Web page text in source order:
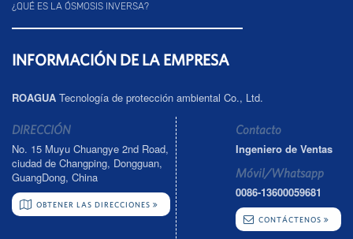
¿QUÉ ES LA ÓSMOSIS INVERSA?
INFORMACIÓN DE LA EMPRESA
ROAGUA Tecnología de protección ambiental Co., Ltd.
DIRECCIÓN
No. 15 Muyu Chuangye 2nd Road,
ciudad de Changping, Dongguan,
GuangDong, China
OBTENER LAS DIRECCIONES
Contacto
Ingeniero de Ventas
Móvil/Whatsapp
0086-13600059681
CONTÁCTENOS